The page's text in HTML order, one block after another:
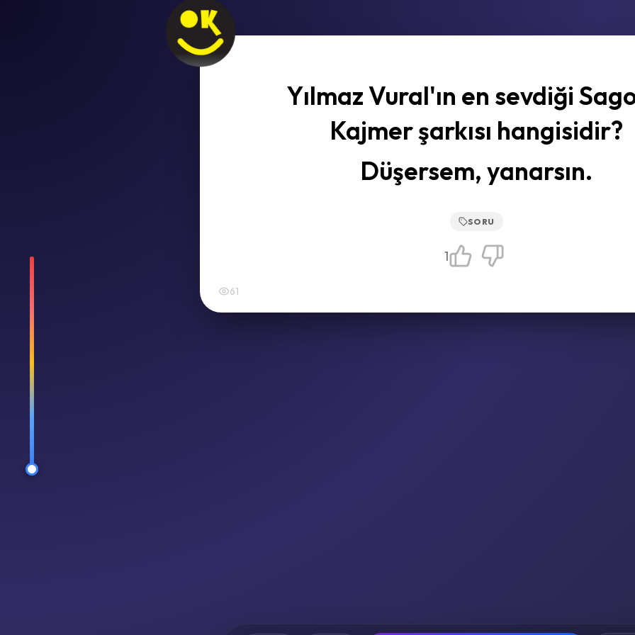
Yılmaz Vural'ın en sevdiği
Kajmer şarkısı hangisidir?
Düşersem, yanarsın.
SORU
61
1